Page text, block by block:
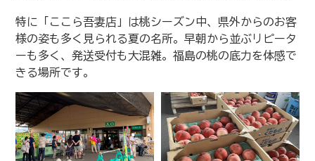
特に「ここら吾妻店」は桃シーズン中、県外からのお客
様の姿も多く見られる夏の名所。早朝から並ぶリピータ
ーも多く、発送受付も大混雑。福島の桃の底力を体感で
きる場所です。